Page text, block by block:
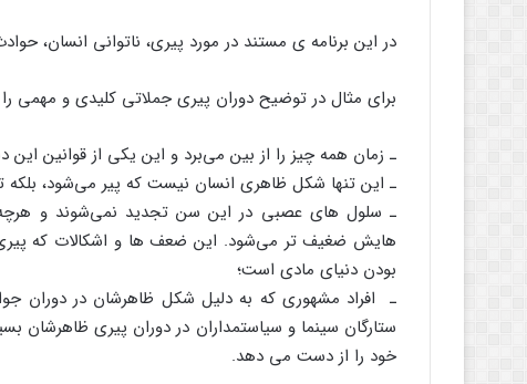
در این برنامه ی مستند در مورد پیری، ناتوانی
برای مثال در توضیح دوران پیری جملاتی کلیدی و مهمی
ـ زمان همه چیز را از بین می‌برد و این یکی از قوانین این
ـ این تنها شکل ظاهری انسان نیست که پیر می‌شود، بلکه
ـ سلول های عصبی در این سن تجدید نمی‌شوند و
هایش ضغیف تر می‌شود. این ضعف ها و اشکالات که پیری
بودن دنیای مادی است؛
ـ افراد مشهوری که به دلیل شکل ظاهرشان در دوران
ستارگان سینما و سیاستمداران در دوران پیری ظاهرشان
خود را از دست می دهد.